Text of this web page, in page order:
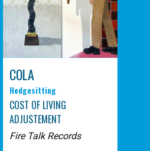
COLA
Hedgesitting
COST OF LIVING
ADJUSTEMENT
Fire Talk Records